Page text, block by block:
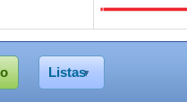
Listas